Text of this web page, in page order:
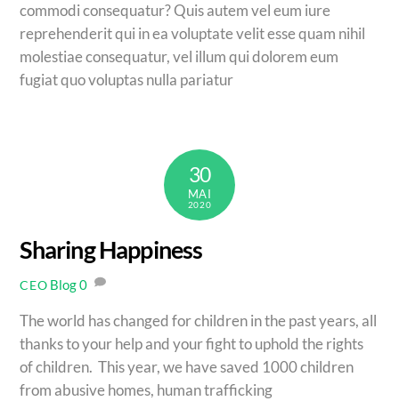
commodi consequatur? Quis autem vel eum iure
reprehenderit qui in ea voluptate velit esse quam nihil
molestiae consequatur, vel illum qui dolorem eum
fugiat quo voluptas nulla pariatur
30
MAI
2020
Sharing Happiness
CEO Blog0
The world has changed for children in the past years, all
thanks to your help and your fight to uphold the rights
of children. This year, we have saved 1000 children
from abusive homes, human trafficking